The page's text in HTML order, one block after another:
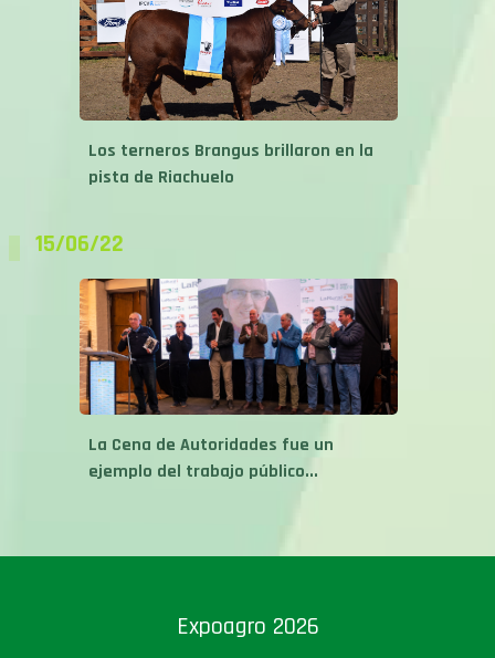
Los terneros Brangus brillaron en la
pista de Riachuelo
15/06/22
La Cena de Autoridades fue un
ejemplo del trabajo público...
Expoagro 2026